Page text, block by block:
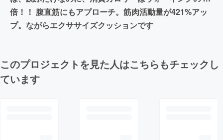
倍！！ 腹直筋にもアプローチ。筋肉活動量が421%アッ
プ。ながらエクササイズクッションです
このプロジェクトを見た人はこちらもチェックし
ています